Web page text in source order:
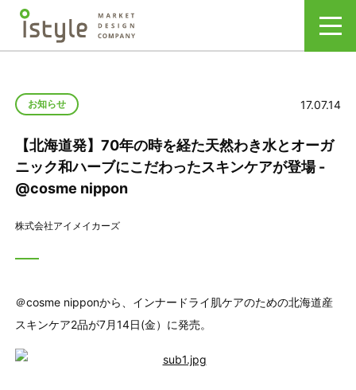
お知らせ 17.07.14
【北海道発】70年の時を経た天然わき水とオーガ
ニック和ハーブにこだわったスキンケアが登場 -
@cosme nippon
株式会社アイメイカーズ
＠cosme nipponから、インナードライ肌ケアのための北海道産
スキンケア2品が7月14日(金）に発売。